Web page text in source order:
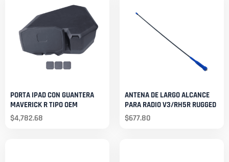
PORTA IPAD CON GUANTERA
MAVERICK R TIPO OEM
$4,782.68
ANTENA DE LARGO ALCANCE
PARA RADIO V3/RH5R RUGGED
$677.80